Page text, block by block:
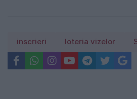
inscrieri loteria vizelor